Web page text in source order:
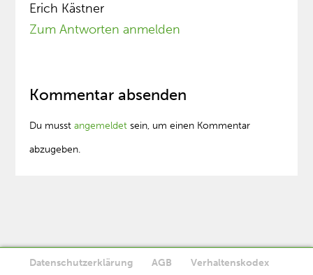
Erich Kästner
Zum Antworten anmelden
Kommentar absenden
Du musstangemeldet sein, um einen Kommentar
abzugeben.
Datenschutzerklärung AGB
Verhaltenskodex